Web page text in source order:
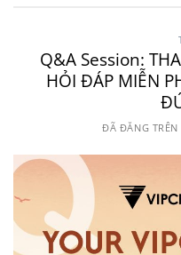
Q&A Session:
HỎI ĐÁP MIỄN
ĐÃ ĐĂNG TRÊN